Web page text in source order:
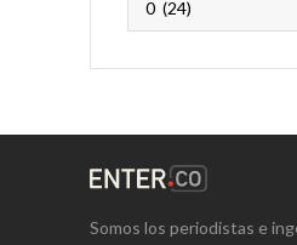
Somos los periodistas e